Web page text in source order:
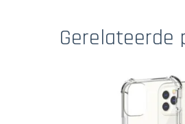
Gerelateerde